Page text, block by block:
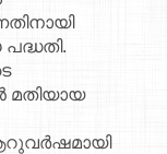
മതിയായ